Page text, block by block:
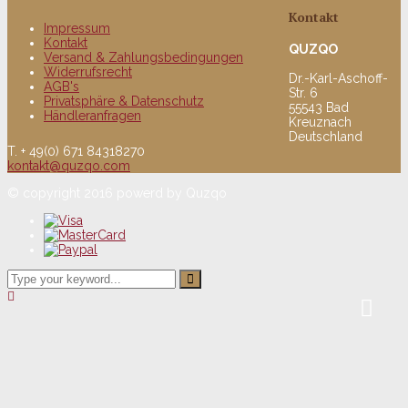
Impressum
Kontakt
Versand & Zahlungsbedingungen
Widerrufsrecht
AGB's
Privatsphäre & Datenschutz
Händleranfragen
Kontakt
QUZQO
Dr.-Karl-Aschoff-
Str. 6
55543 Bad
Kreuznach
Deutschland
T. + 49(0) 671 84318270
kontakt@quzqo.com